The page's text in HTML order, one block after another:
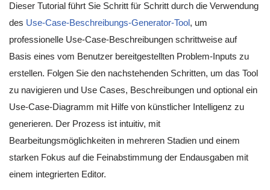
Dieser Tutorial führt Sie Schritt für Schritt durch die Verwendung
des Use-Case-Beschreibungs-Generator-Tool, um
professionelle Use-Case-Beschreibungen schrittweise auf
Basis eines vom Benutzer bereitgestellten Problem-Inputs zu
erstellen. Folgen Sie den nachstehenden Schritten, um das Tool
zu navigieren und Use Cases, Beschreibungen und optional ein
Use-Case-Diagramm mit Hilfe von künstlicher Intelligenz zu
generieren. Der Prozess ist intuitiv, mit
Bearbeitungsmöglichkeiten in mehreren Stadien und einem
starken Fokus auf die Feinabstimmung der Endausgaben mit
einem integrierten Editor.